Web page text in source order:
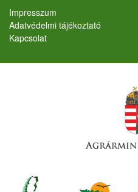
Lábléc
Impresszum
Adatvédelmi tájékoztató
Kapcsolat